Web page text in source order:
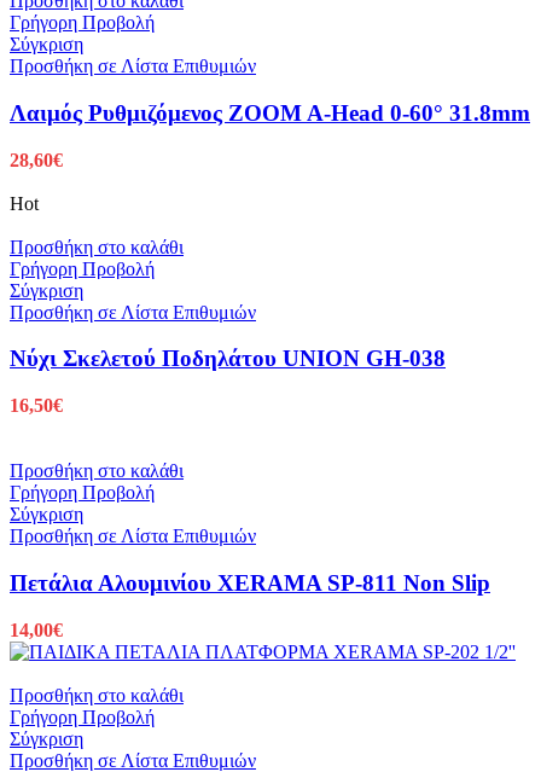
Γρήγορη Προβολή
Σύγκριση
Προσθήκη σε Λίστα Επιθυμιών
Λαιμός Ρυθμιζόμενος ZOOM A-Head 0-60° 31.8mm
28,60€
Hot
Προσθήκη στο καλάθι
Γρήγορη Προβολή
Σύγκριση
Προσθήκη σε Λίστα Επιθυμιών
Νύχι Σκελετού Ποδηλάτου UNION GH-038
16,50€
Προσθήκη στο καλάθι
Γρήγορη Προβολή
Σύγκριση
Προσθήκη σε Λίστα Επιθυμιών
Πετάλια Αλουμινίου XERAMA SP-811 Non Slip
14,00€
Προσθήκη στο καλάθι
Γρήγορη Προβολή
Σύγκριση
Προσθήκη σε Λίστα Επιθυμιών